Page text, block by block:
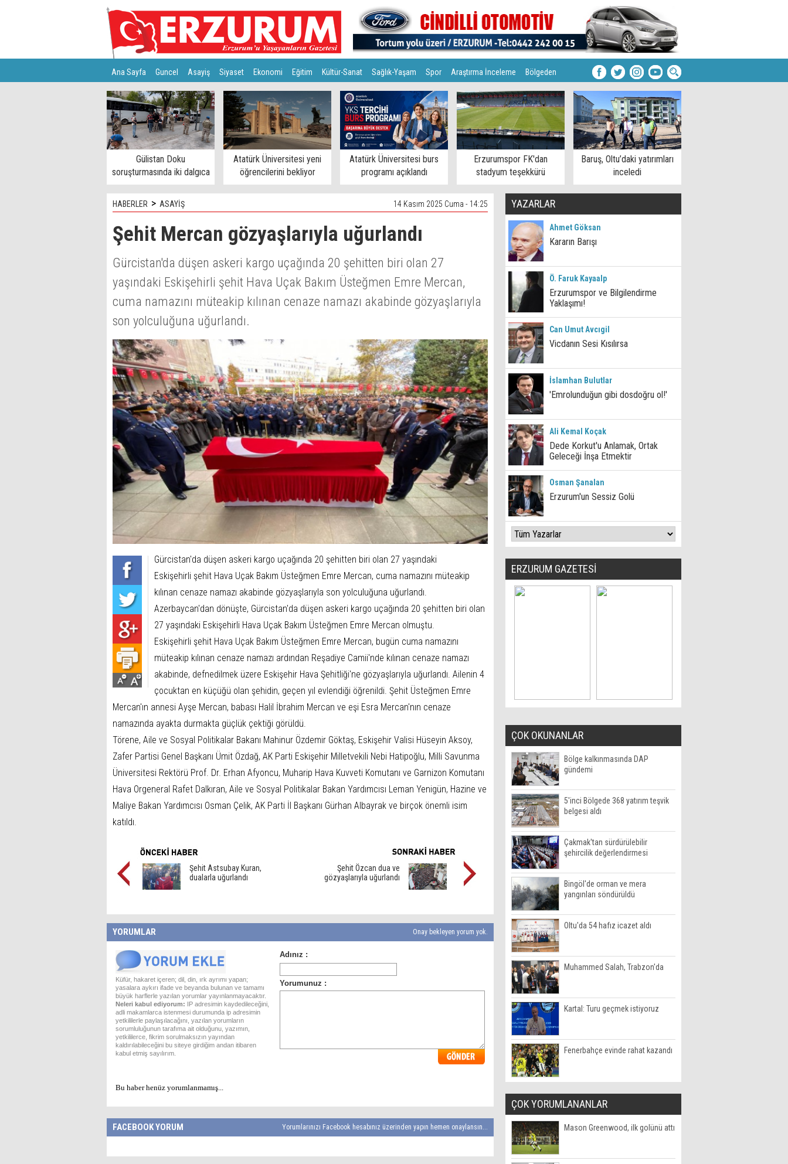
Ana Sayfa Guncel Asayiş Siyaset Ekonomi Eğitim Kültür-Sanat Sağlık-Yaşam Spor Araştırma İnceleme Bölgeden
Türkiye Teknoloji
Gülistan Doku
soruşturmasında iki dalgıca
tutuklama
Atatürk Üniversitesi yeni
öğrencilerini bekliyor
Atatürk Üniversitesi burs
programı açıklandı
Erzurumspor FK'dan
stadyum teşekkürü
Baruş, Oltu’daki yatırımları
inceledi
HABERLER > ASAYİŞ 14 Kasım 2025 Cuma - 14:25
Şehit Mercan gözyaşlarıyla uğurlandı
Gürcistan'da düşen askeri kargo uçağında 20 şehitten biri olan 27
yaşındaki Eskişehirli şehit Hava Uçak Bakım Üsteğmen Emre Mercan,
cuma namazını müteakip kılınan cenaze namazı akabinde gözyaşlarıyla
son yolculuğuna uğurlandı.
Gürcistan'da düşen askeri kargo uçağında 20 şehitten biri olan 27 yaşındaki
Eskişehirli şehit Hava Uçak Bakım Üsteğmen Emre Mercan, cuma namazını müteakip
kılınan cenaze namazı akabinde gözyaşlarıyla son yolculuğuna uğurlandı.
Azerbaycan'dan dönüşte, Gürcistan'da düşen askeri kargo uçağında 20 şehitten biri olan
27 yaşındaki Eskişehirli Hava Uçak Bakım Üsteğmen Emre Mercan olmuştu.
Eskişehirli şehit Hava Uçak Bakım Üsteğmen Emre Mercan, bugün cuma namazını
müteakip kılınan cenaze namazı ardından Reşadiye Camii'nde kılınan cenaze namazı
akabinde, defnedilmek üzere Eskişehir Hava Şehitliği'ne gözyaşlarıyla uğurlandı. Ailenin 4
çocuktan en küçüğü olan şehidin, geçen yıl evlendiği öğrenildi. Şehit Üsteğmen Emre
Mercan'ın annesi Ayşe Mercan, babası Halil İbrahim Mercan ve eşi Esra Mercan'nın cenaze
namazında ayakta durmakta güçlük çektiği görüldü.
Törene, Aile ve Sosyal Politikalar Bakanı Mahinur Özdemir Göktaş, Eskişehir Valisi Hüseyin Aksoy,
Zafer Partisi Genel Başkanı Ümit Özdağ, AK Parti Eskişehir Milletvekili Nebi Hatipoğlu, Milli Savunma
Üniversitesi Rektörü Prof. Dr. Erhan Afyoncu, Muharip Hava Kuvveti Komutanı ve Garnizon Komutanı
Hava Orgeneral Rafet Dalkıran, Aile ve Sosyal Politikalar Bakan Yardımcısı Leman Yenigün, Hazine ve
Maliye Bakan Yardımcısı Osman Çelik, AK Parti İl Başkanı Gürhan Albayrak ve birçok önemli isim
katıldı.
Şehit Astsubay Kuran,
dualarla uğurlandı
Şehit Özcan dua ve
gözyaşlarıyla uğurlandı
YORUMLAR Onay bekleyen yorum yok.
Küfür, hakaret içeren; dil, din, ırk ayrımı yapan;
yasalara aykırı ifade ve beyanda bulunan ve tamamı
büyük harflerle yazılan yorumlar yayınlanmayacaktır.
Neleri kabul ediyorum: IP adresimin kaydedileceğini,
adli makamlarca istenmesi durumunda ip adresimin
yetkililerle paylaşılacağını, yazılan yorumların
sorumluluğunun tarafıma ait olduğunu, yazımın,
yetkililerce, fikrim sorulmaksızın yayından
kaldırılabileceğini bu siteye girdiğim andan itibaren
kabul etmiş sayılırım.
Bu haber henüz yorumlanmamış...
FACEBOOK YORUM Yorumlarınızı Facebook hesabınız üzerinden yapın hemen onaylansın...
YAZARLAR
Ahmet Göksan
Kararın Barışı
Ö. Faruk Kayaalp
Erzurumspor ve Bilgilendirme
Yaklaşımı!
Can Umut Avcıgil
Vicdanın Sesi Kısılırsa
İslamhan Bulutlar
'Emrolunduğun gibi dosdoğru ol!'
Ali Kemal Koçak
Dede Korkut'u Anlamak, Ortak
Geleceği İnşa Etmektir
Osman Şanalan
Erzurum'un Sessiz Golü
ERZURUM GAZETESİ
ÇOK OKUNANLAR
Bölge kalkınmasında DAP
gündemi
5'inci Bölgede 368 yatırım teşvik
belgesi aldı
Çakmak'tan sürdürülebilir
şehircilik değerlendirmesi
Bingöl'de orman ve mera
yangınları söndürüldü
Oltu'da 54 hafız icazet aldı
Muhammed Salah, Trabzon'da
Kartal: Turu geçmek istiyoruz
Fenerbahçe evinde rahat kazandı
ÇOK YORUMLANANLAR
Mason Greenwood, ilk golünü attı